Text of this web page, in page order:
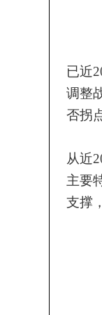
已近
调整
否拐
从近
主要
支撑